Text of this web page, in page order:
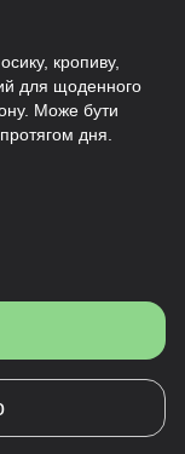
кропиву,
для щоденного
Може бути
дня.